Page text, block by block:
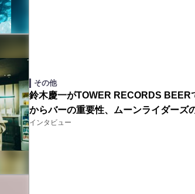
その他
鈴木慶一がTOWER RECORDS
からバーの重要性、ムーンライダーズ
インタビュー